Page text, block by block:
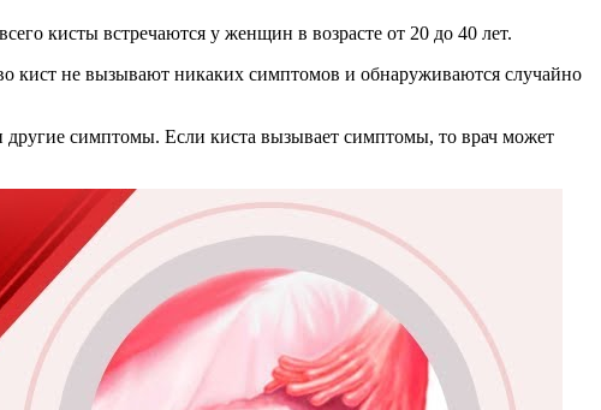
кисты встречаются у женщин в возрасте от 20 до 40 лет.
кист не вызывают никаких симптомов и обнаруживаются случайно
симптомы. Если киста вызывает симптомы, то врач может